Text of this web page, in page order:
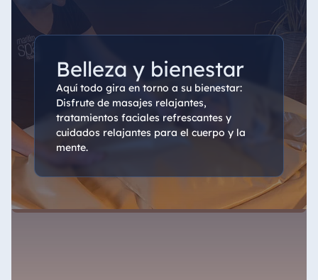
Belleza y bienestar
Aquí todo gira en torno a su bienestar:
Disfrute de masajes relajantes,
tratamientos faciales refrescantes y
cuidados relajantes para el cuerpo y la
mente.